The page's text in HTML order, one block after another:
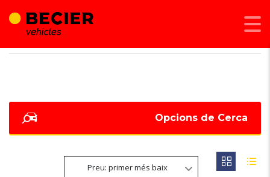
Opcions de Cerca
Preu: primer més baix